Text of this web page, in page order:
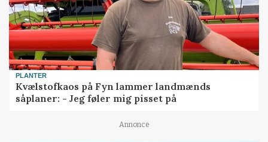
PLANTER
Kvælstofkaos på Fyn lammer landmænds
såplaner: - Jeg føler mig pisset på
Annonce